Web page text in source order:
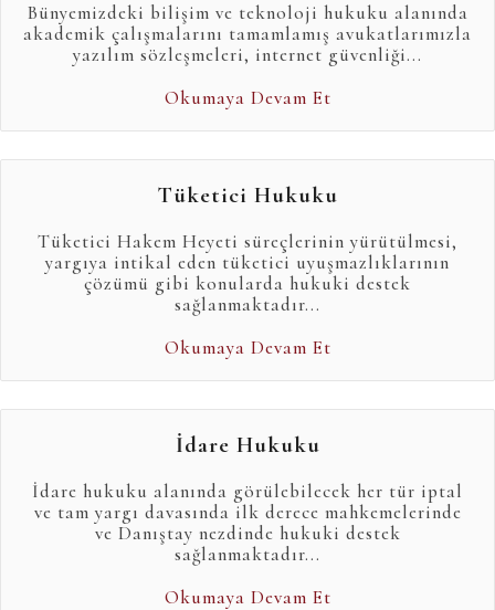
Bünyemizdeki bilişim ve teknoloji hukuku alanında
akademik çalışmalarını tamamlamış avukatlarımızla
yazılım sözleşmeleri, internet güvenliği...
Okumaya Devam Et
Tüketici Hukuku
Tüketici Hakem Heyeti süreçlerinin yürütülmesi,
yargıya intikal eden tüketici uyuşmazlıklarının
çözümü gibi konularda hukuki destek
sağlanmaktadır...
Okumaya Devam Et
İdare Hukuku
İdare hukuku alanında görülebilecek her tür iptal
ve tam yargı davasında ilk derece mahkemelerinde
ve Danıştay nezdinde hukuki destek
sağlanmaktadır...
Okumaya Devam Et